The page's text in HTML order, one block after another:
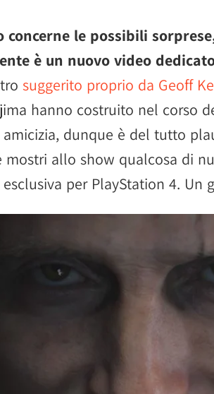
concerne le possibili
è un nuovo video
suggerito proprio da Geoff
hanno costruito nel corso
dunque è del tutto
mostri allo show qualcosa di
per PlayStation 4. Un